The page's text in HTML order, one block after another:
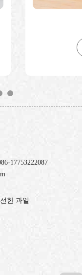
17753222087
한 과일